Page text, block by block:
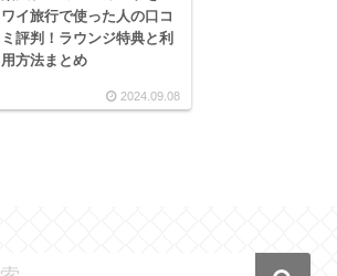
ワイ旅行で使った人の口コ
ミ評判！ラウンジ特典と利
用方法まとめ
2024.09.08